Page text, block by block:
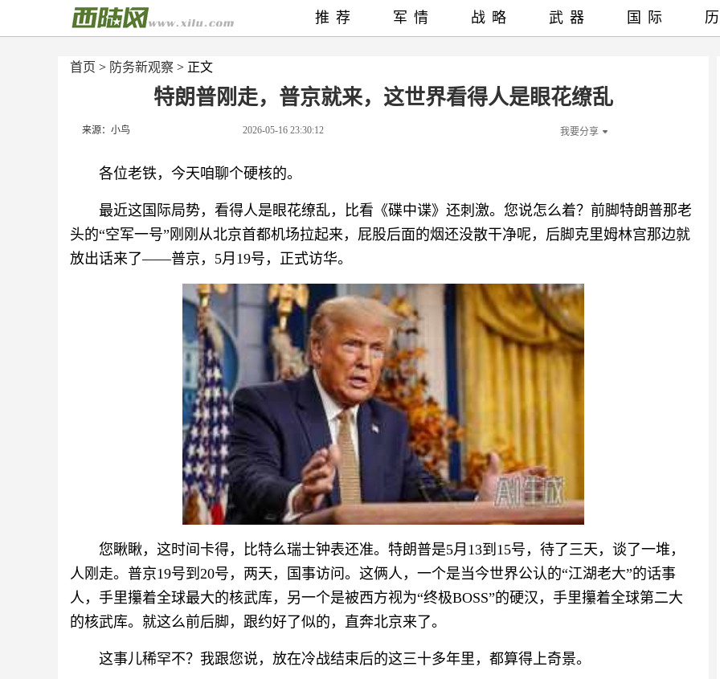
首页 > 防务新观察 > 正文
特朗普刚走，普京就来，这世界看得人是眼花缭乱
来源：小鸟 2026-05-16 23:30:12 我要分享
各位老铁，今天咱聊个硬核的。
最近这国际局势，看得人是眼花缭乱，比看《碟中谍》还刺激。您说怎么着？前脚特朗普那老
头的“空军一号”刚刚从北京首都机场拉起来，屁股后面的烟还没散干净呢，后脚克里姆林宫那边就
放出话来了——普京，5月19号，正式访华。
您瞅瞅，这时间卡得，比特么瑞士钟表还准。特朗普是5月13到15号，待了三天，谈了一堆，
人刚走。普京19号到20号，两天，国事访问。这俩人，一个是当今世界公认的“江湖老大”的话事
人，手里攥着全球最大的核武库，另一个是被西方视为“终极BOSS”的硬汉，手里攥着全球第二大
的核武库。就这么前后脚，跟约好了似的，直奔北京来了。
这事儿稀罕不？我跟您说，放在冷战结束后的这三十多年里，都算得上奇景。
推荐 军情 战略 武器 国际